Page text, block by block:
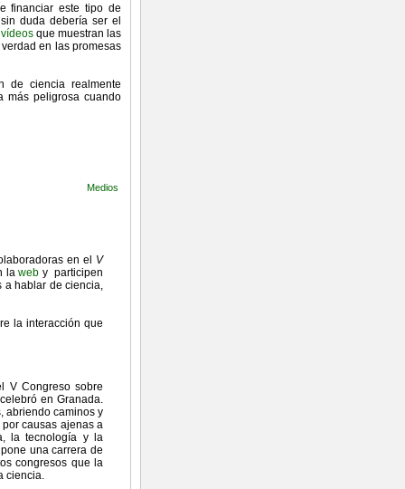
financiar este tipo de
duda debería ser el
que muestran las
en las promesas
de ciencia realmente
más peligrosa cuando
Medios
en el V
laweb y participen
a hablar de ciencia,
la interacción que
V Congreso sobre
en Granada.
abriendo caminos y
causas ajenas a
la tecnología y la
una carrera de
congresos que la
ciencia.